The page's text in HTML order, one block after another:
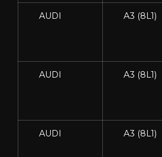
AUDI A3 (8L1)
AUDI A3 (8L1)
AUDI A3 (8L1)